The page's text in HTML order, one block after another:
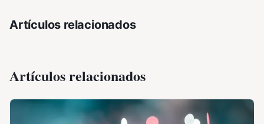
Artículos relacionados
Artículos relacionados